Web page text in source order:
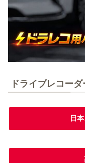
ドライブレコー
日